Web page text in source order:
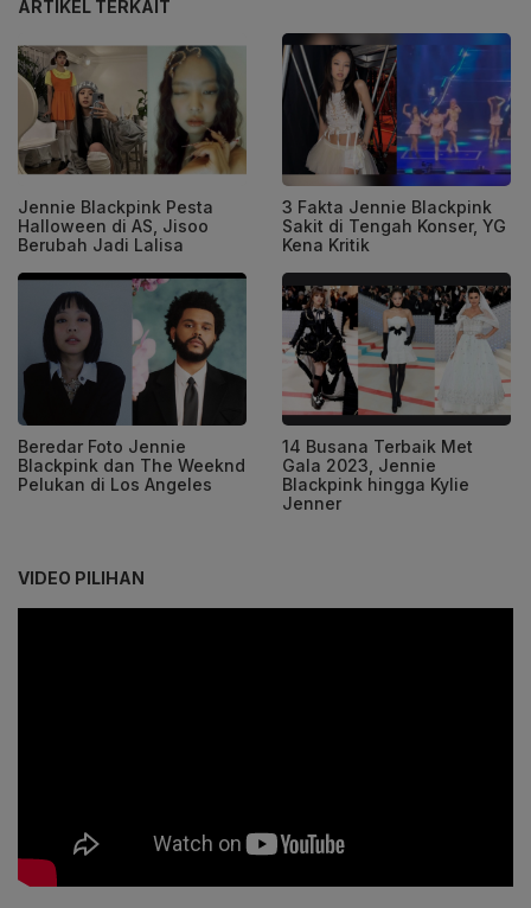
ARTIKEL TERKAIT
Jennie Blackpink Pesta
Halloween di AS, Jisoo
Berubah Jadi Lalisa
3 Fakta Jennie Blackpink
Sakit di Tengah Konser, YG
Kena Kritik
Beredar Foto Jennie
Blackpink dan The Weeknd
Pelukan di Los Angeles
14 Busana Terbaik Met
Gala 2023, Jennie
Blackpink hingga Kylie
Jenner
VIDEO PILIHAN